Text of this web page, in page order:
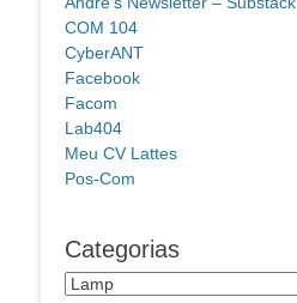
COM 104
CyberANT
Facebook
Facom
Lab404
Meu CV Lattes
Pos-Com
Categorias
Categorias